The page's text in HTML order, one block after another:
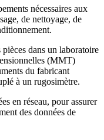
nécessaires aux
de nettoyage, de
dans un laboratoire
(MMT)
du fabricant
à un rugosimètre.
en réseau, pour assurer
des données de